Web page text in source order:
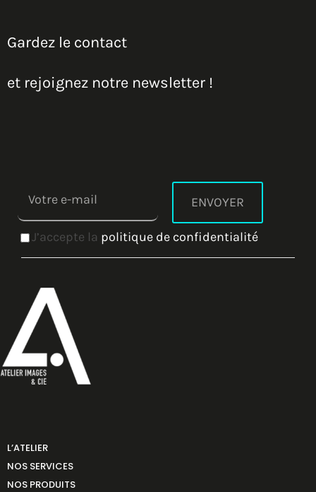
Gardez le contact
et rejoignez notre newsletter !
J’accepte la politique de confidentialité
L’ATELIER
NOS SERVICES
NOS PRODUITS